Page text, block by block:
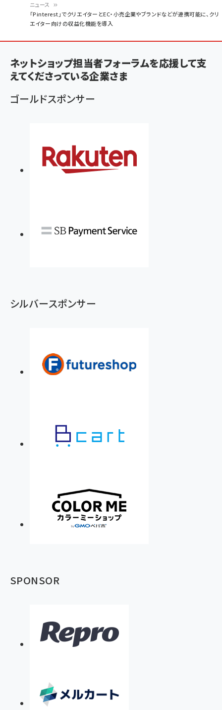
く
ず
ニュース
「Pinterest」でクリエイターとEC・小売企業やブランドなどが連携可能に、クリ
エイター向けの収益化機能を導入
ネットショップ担当者フォーラムを応援して支
えてくださっている企業さま
ゴールドスポンサー
シルバースポンサー
SPONSOR